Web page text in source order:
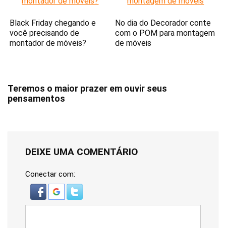
Black Friday chegando e
você precisando de
montador de móveis?
No dia do Decorador conte
com o POM para montagem
de móveis
Teremos o maior prazer em ouvir seus
pensamentos
DEIXE UMA COMENTÁRIO
Conectar com: